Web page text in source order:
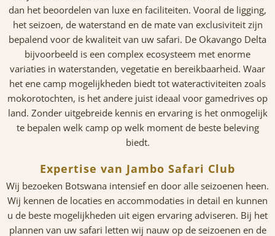
dan het beoordelen van luxe en faciliteiten. Vooral de ligging,
het seizoen, de waterstand en de mate van exclusiviteit zijn
bepalend voor de kwaliteit van uw safari. De Okavango Delta
bijvoorbeeld is een complex ecosysteem met enorme
variaties in waterstanden, vegetatie en bereikbaarheid. Waar
het ene camp mogelijkheden biedt tot wateractiviteiten zoals
mokorotochten, is het andere juist ideaal voor gamedrives op
land. Zonder uitgebreide kennis en ervaring is het onmogelijk
te bepalen welk camp op welk moment de beste beleving
biedt.
Expertise van Jambo Safari Club
Wij bezoeken Botswana intensief en door alle seizoenen heen.
Wij kennen de locaties en accommodaties in detail en kunnen
u de beste mogelijkheden uit eigen ervaring adviseren. Bij het
plannen van uw safari letten wij nauw op de seizoenen en de